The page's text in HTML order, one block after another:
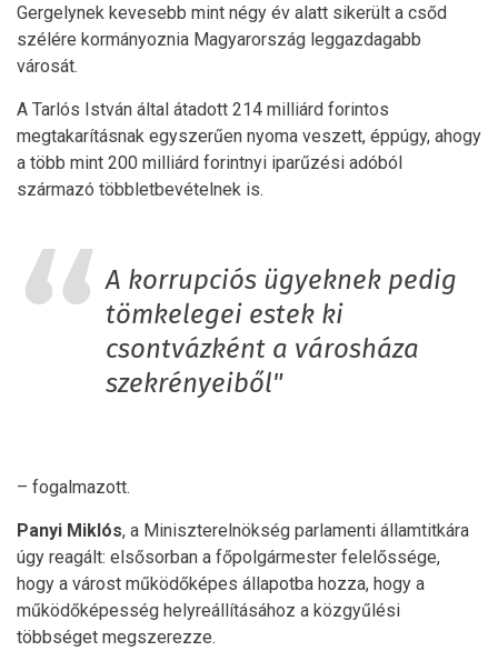
Gergelynek kevesebb mint négy év alatt sikerült a csőd
szélére kormányoznia Magyarország leggazdagabb
városát.
A Tarlós István által átadott 214 milliárd forintos
megtakarításnak egyszerűen nyoma veszett, éppúgy, ahogy
a több mint 200 milliárd forintnyi iparűzési adóból
származó többletbevételnek is.
A korrupciós ügyeknek pedig
tömkelegei estek ki
csontvázként a városháza
szekrényeiből"
– fogalmazott.
Panyi Miklós, a Miniszterelnökség parlamenti államtitkára
úgy reagált: elsősorban a főpolgármester felelőssége,
hogy a várost működőképes állapotba hozza, hogy a
működőképesség helyreállításához a közgyűlési
többséget megszerezze.